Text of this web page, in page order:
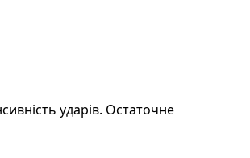
ударів. Остаточне